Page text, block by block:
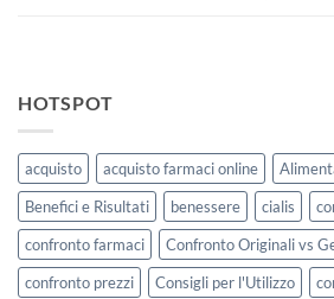
HOTSPOT
acquisto acquisto farmaci online
Benefici e Risultati
benessere cialis
confronto farmaci
Confronto Originali vs
confronto prezzi
Consigli per l'Utilizzo